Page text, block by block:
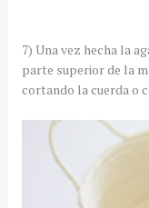
7) Una vez hecha la
parte superior de la
cortando la cuerda o